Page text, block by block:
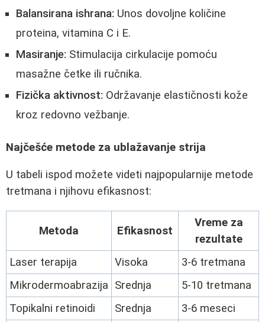
Balansirana ishrana: Unos dovoljne količine
proteina, vitamina C i E.
Masiranje: Stimulacija cirkulacije pomoću
masažne četke ili ručnika.
Fizička aktivnost: Održavanje elastičnosti kože
kroz redovno vežbanje.
Najčešće metode za ublažavanje strija
U tabeli ispod možete videti najpopularnije metode
tretmana i njihovu efikasnost:
Metoda Efikasnost
Vreme za
rezultate
Laser terapija
Visoka
3-6 tretmana
Mikrodermoabrazija Srednja
5-10 tretmana
Topikalni retinoidi
Srednja 3-6 meseci